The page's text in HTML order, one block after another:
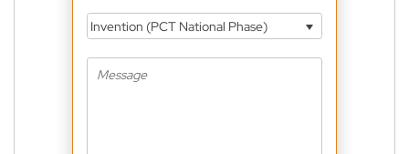
Invention (PCT National Phase)